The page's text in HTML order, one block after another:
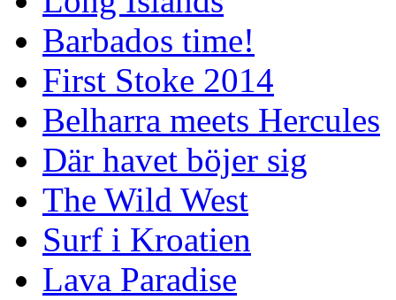
Barbados time!
First Stoke 2014
Belharra meets Hercules
Där havet böjer sig
The Wild West
Surf i Kroatien
Lava Paradise